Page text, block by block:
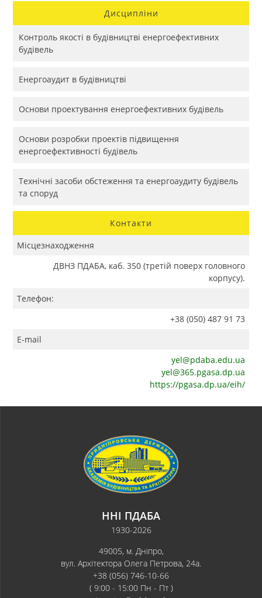
Дисципліни
Контроль якості в будівництві енергоефективних
будівель
Енергоаудит в будівництві
Основи проектування енергоефективних будівель
Основи розробки проектів підвищення
енергоефективності будівель
Технічні засоби обстеження та енергоаудиту будівель
та споруд
Контакти
Місцезнаходження
ДВНЗ ПДАБА, каб. 350 (третій поверх головного
корпусу).
Телефон:
+38 (050) 487 91 73
E-mail
yel@pdaba.edu.ua
yel@365.pgasa.dp.ua
https://pgasa.dp.ua/eih/
ННІ ПДАБА
1930-2026
49005, м. Дніпро,
вул. Архітектора Олега Петрова, 24а.
+38 (056) 746-10-66
( 9:00 - 15:00 Пн - Пт )